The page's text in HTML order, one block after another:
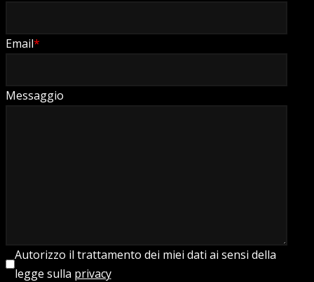
Email*
Messaggio
Autorizzo il trattamento dei miei dati ai sensi della
legge sulla privacy